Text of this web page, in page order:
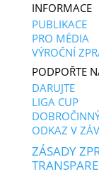
INFORMACE
PUBLIKACE
PRO MÉDIA
VÝROČNÍ
PODPOŘTE
DARUJTE
LIGA CUP
ODKAZ V
ZÁSADY